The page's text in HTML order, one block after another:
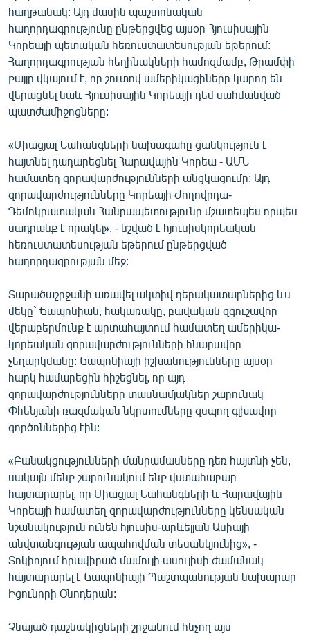
հաղթանակ: Այդ մասին պաշտոնական
հաղորդագրությունը ընթերցվեց այսօր Հյուսիսային
Կորեայի պետական հեռուստատեսության եթերում:
Հաղորդագրության հեղինակների համոզմամբ, Թրամփի
քայլը վկայում է, որ շուտով ամերիկացիները կարող են
վերացնել նաև Հյուսիսային Կորեայի դեմ սահմանված
պատժամիջոցները:
«Միացյալ Նահանգների նախագահը ցանկություն է
հայտնել դադարեցնել Հարավային Կորեա - ԱՄՆ
համատեղ զորավարժությունների անցկացումը: Այդ
զորավարժությունները Կորեայի Ժողովրդա-
Դեմոկրատական Հանրապետությունը մշատեպես որպես
սադրանք է որակել», - նշված է հյուսիսկորեական
հեռուստատեսության եթերում ընթերցված
հաղորդագրության մեջ:
Տարածաշրջանի առավել ակտիվ դերակատարներից ևս
մեկը` Ճապոնիան, հակառակը, բավական զգուշավոր
վերաբերմունք է արտահայտում համատեղ ամերիկա-
կորեական զորավարժությունների հնարավոր
չեղարկմանը: Ճապոնիայի իշխանությունները այսօր
հարկ համարեցին հիշեցնել, որ այդ
զորավարժությունները տասնամյակներ շարունակ
Փհենյանի ռազմական նկրտումները զսպող գլխավոր
գործոններից էին:
«Բանակցությունների մանրամասները դեռ հայտնի չեն,
սակայն մենք շարունակում ենք վստահաբար
հայտարարել, որ Միացյալ Նահանգների և Հարավային
Կորեայի համատեղ զորավարժությունները կենսական
նշանակություն ունեն հյուսիս-արևելյան Ասիայի
անվտանգության ապահովման տեսանկյունից», -
Տոկիոյում հրավիրած մամուլի ասուլիսի ժամանակ
հայտարարել է Ճապոնիայի Պաշտպանության նախարար
Իցունորի Օնոդերան:
Չնայած դաշնակիցների շրջանում հնչող այս